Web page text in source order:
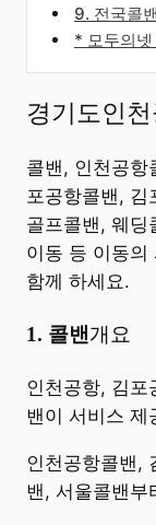
9. 전국콜밴
* 모두의넷
경기도인
콜밴, 인천공항
포공항콜밴, 김
골프콜밴, 웨딩
이동 등 이동의
함께 하세요.
​1. 콜밴 개요
인천공항, 김포
밴이 서비스 제
인천공항콜밴,
밴, 서울콜밴부